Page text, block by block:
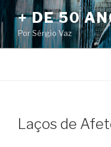
Pular
para
o
conteúdo
+ DE 50
Por Sérgio Vaz
Laços de